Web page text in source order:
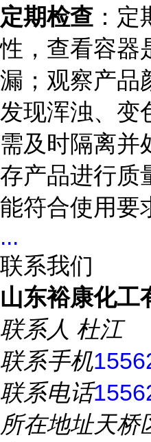
定期检查 ：
性，查看容器
漏；观察产品
发现浑浊、变
需及时隔离并
存产品进行质
能符合使用要
...
联系我们
山东裕康化工
联系人 杜江
联系手机
联系电话
所在地址天桥